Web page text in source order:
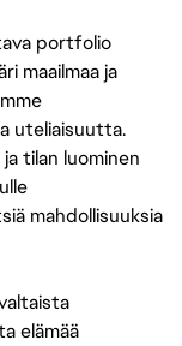
portfolio
maailmaa ja
uteliaisuutta.
tilan luominen
mahdollisuuksia
elämää